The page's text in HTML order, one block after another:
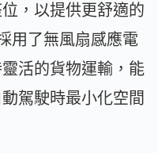
，以提供更舒適的
用了無風扇感應電
活的貨物運輸，能
駕駛時最小化空間